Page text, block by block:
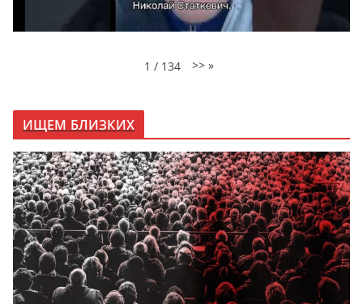
1 / 134 >> »
ИЩЕМ БЛИЗКИХ